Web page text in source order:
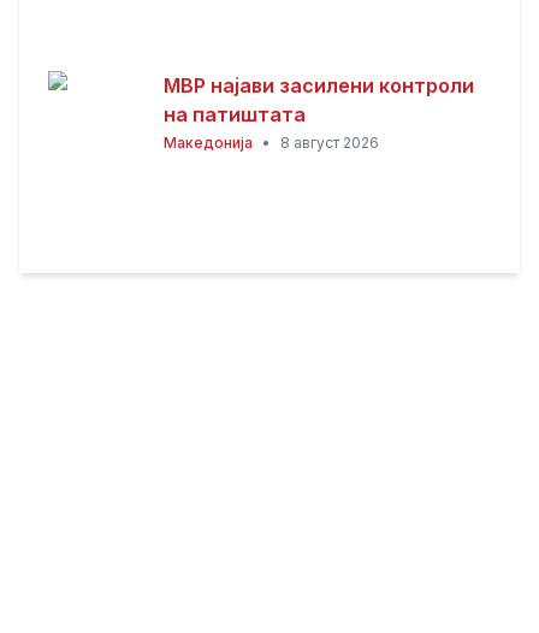
МВР најави засилени контроли
на патиштата
Македонија • 8 август 2026